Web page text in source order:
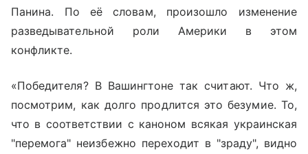
Панина. По её словам, произошло изменение
разведывательной роли Америки в этом
конфликте.
«Победителя? В Вашингтоне так считают. Что ж,
посмотрим, как долго продлится это безумие. То,
что в соответствии с каноном всякая украинская
"перемога" неизбежно переходит в "зраду", видно